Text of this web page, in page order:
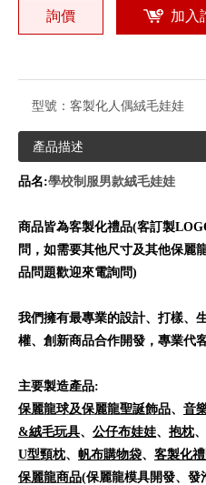
詢價 加入
型號： 客製化人偶絨毛娃娃
產品描述
品名:學校制服男款絨毛娃娃
商品皆為客製化禮品(客訂製
問，如需要其他尺寸及其他保麗
品問題歡迎來電詢問)
我們擁有最專業的設計、打樣、
權、創新商品合作開發，專業代
主要製造產品:
保麗龍球及保麗龍聖誕飾品、 音
&絨毛玩具、 公仔布娃娃、 抱枕、
U型頸枕、 帆布購物袋、 客製化
保麗龍商品(保麗龍模具開發、發